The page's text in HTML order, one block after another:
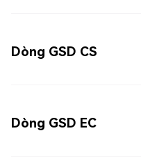
Dòng GSD CS
Dòng GSD EC